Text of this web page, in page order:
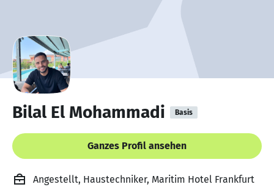
Bilal El Mohammadi Basis
Ganzes Profil ansehen
Angestellt, Haustechniker, Maritim Hotel Frankfurt